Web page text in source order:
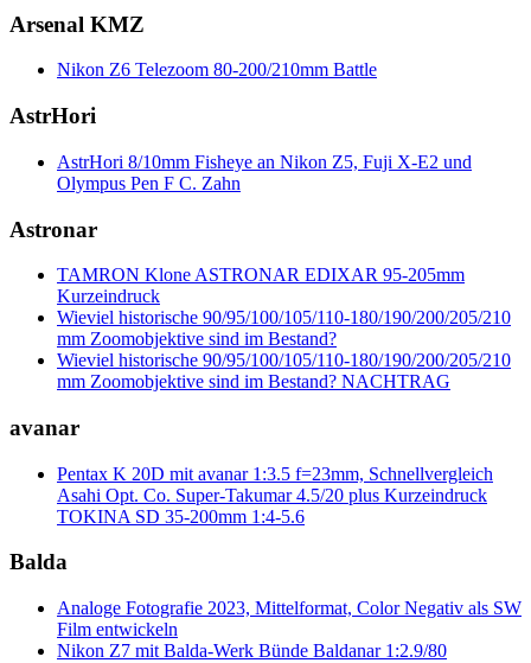
Arsenal KMZ
Nikon Z6 Telezoom 80-200/210mm Battle
AstrHori
AstrHori 8/10mm Fisheye an Nikon Z5, Fuji X-E2 und
Olympus Pen F C. Zahn
Astronar
TAMRON Klone ASTRONAR EDIXAR 95-205mm
Kurzeindruck
Wieviel historische 90/95/100/105/110-180/190/200/205/210
mm Zoomobjektive sind im Bestand?
Wieviel historische 90/95/100/105/110-180/190/200/205/210
mm Zoomobjektive sind im Bestand? NACHTRAG
avanar
Pentax K 20D mit avanar 1:3.5 f=23mm, Schnellvergleich
Asahi Opt. Co. Super-Takumar 4.5/20 plus Kurzeindruck
TOKINA SD 35-200mm 1:4-5.6
Balda
Analoge Fotografie 2023, Mittelformat, Color Negativ als SW
Film entwickeln
Nikon Z7 mit Balda-Werk Bünde Baldanar 1:2.9/80